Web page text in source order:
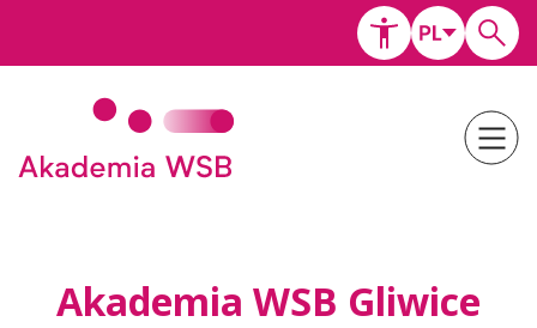
Akademia WSB Gliwice